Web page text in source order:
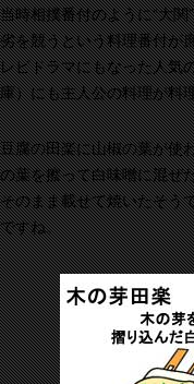
当時相撲番付のように“大
劣を競うという料理番付が
レビドラマにもなった人気
庫）にも主人公の料理が料
豆腐の田楽に山椒の葉が使
の葉を擦って白味噌に混ぜ
そのまま載せて焼いたそう
ですね。